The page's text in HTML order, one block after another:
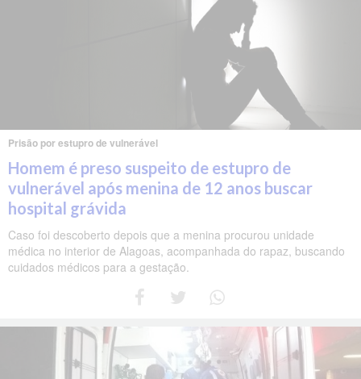
Prisão por estupro de vulnerável
Homem é preso suspeito de estupro de
vulnerável após menina de 12 anos buscar
hospital grávida
Caso foi descoberto depois que a menina procurou unidade
médica no interior de Alagoas, acompanhada do rapaz, buscando
cuidados médicos para a gestação.